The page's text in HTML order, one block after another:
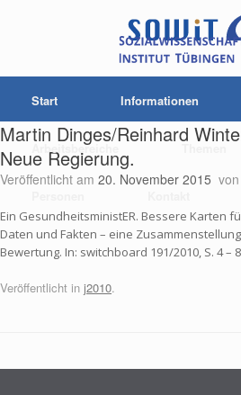
Start Informationen
Arbeitsbereiche
Martin Dinges/Reinhard
Neue Regierung.
Veröffentlicht am 20. November 2015 von
Ein GesundheitsministER. Bessere Karten
Daten und Fakten – eine
Bewertung. In: switchboard 191/2010, S. 4 – 8
Veröffentlicht in j2010.